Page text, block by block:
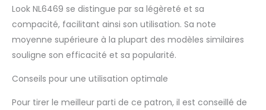
Look NL6469 se distingue par sa légèreté et sa
compacité, facilitant ainsi son utilisation. Sa note
moyenne supérieure à la plupart des modèles similaires
souligne son efficacité et sa popularité.
Conseils pour une utilisation optimale
Pour tirer le meilleur parti de ce patron, il est conseillé de